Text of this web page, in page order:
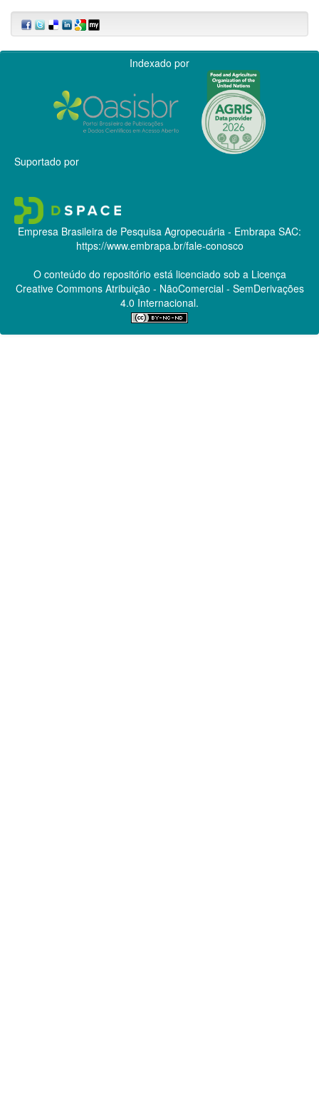
Indexado por
Suportado por
Empresa Brasileira de Pesquisa Agropecuária - Embrapa SAC:
https://www.embrapa.br/fale-conosco
O conteúdo do repositório está licenciado sob a Licença
Creative CommonsAtribuição - NãoComercial - SemDerivações
4.0 Internacional.